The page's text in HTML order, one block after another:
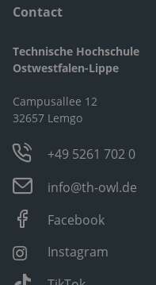
Contact
Technische Hochschule
Ostwestfalen-Lippe
Campusallee 12
32657 Lemgo
+49 5261 702 0
info@th-owl.de
Facebook
Instagram